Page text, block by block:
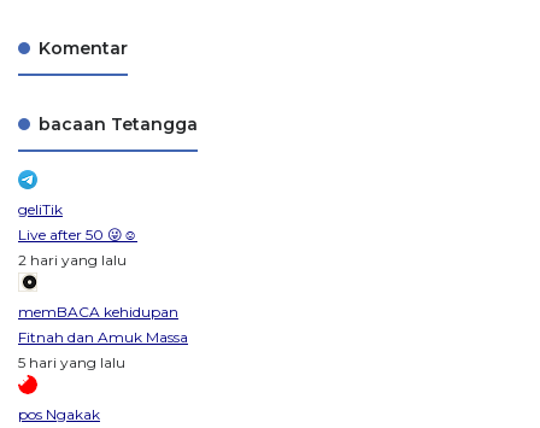
Komentar
bacaan Tetangga
geliTik
Live after 50 😜☺️
2 hari yang lalu
memBACA kehidupan
Fitnah dan Amuk Massa
5 hari yang lalu
pos Ngakak